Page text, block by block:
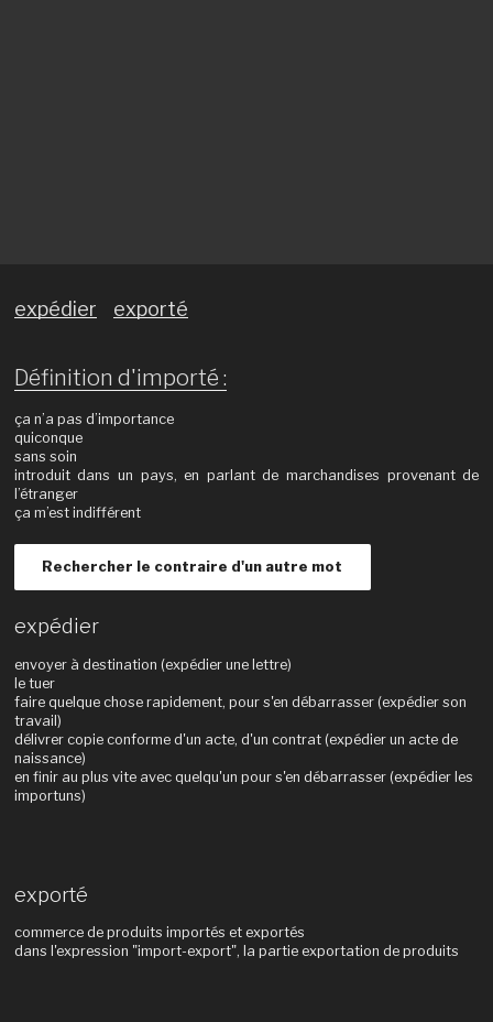
expédier exporté
Définition d'importé :
ça n’a pas d’importance
quiconque
sans soin
introduit dans un pays, en parlant de marchandises provenant de
l’étranger
ça m’est indifférent
Rechercher le contraire d'un autre mot
expédier
envoyer à destination (expédier une lettre)
le tuer
faire quelque chose rapidement, pour s'en débarrasser (expédier son
travail)
délivrer copie conforme d'un acte, d'un contrat (expédier un acte de
naissance)
en finir au plus vite avec quelqu'un pour s'en débarrasser (expédier les
importuns)
exporté
commerce de produits importés et exportés
dans l'expression "import-export", la partie exportation de produits